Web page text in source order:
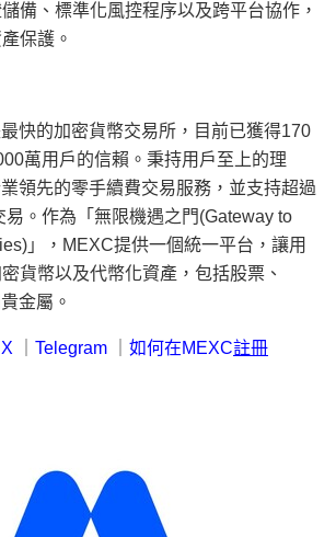
備、標準化風控程序以及跨平台協作，
保護。
快的加密貨幣交易所，目前已獲得170
萬用戶的信賴。秉持用戶至上的理
領先的零手續費交易服務，並支持超過
。作為「無限機遇之門(Gateway to
」，MEXC提供一個統一平台，讓用
貨幣以及代幣化資產，包括股票、
金屬。
X Telegram 如何在MEXC註冊